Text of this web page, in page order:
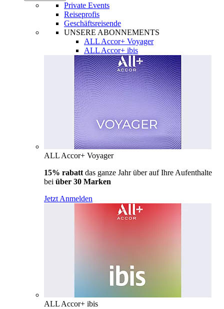
Private Events
Reiseprofis
Geschäftsreisende
UNSERE ABONNEMENTS
ALL Accor+ Voyager
ALL Accor+ ibis
ALL Accor+ Voyager
15% rabatt das ganze Jahr über auf Ihre Aufenthalte
bei über 30 Marken
Jetzt Anmelden
ALL Accor+ ibis